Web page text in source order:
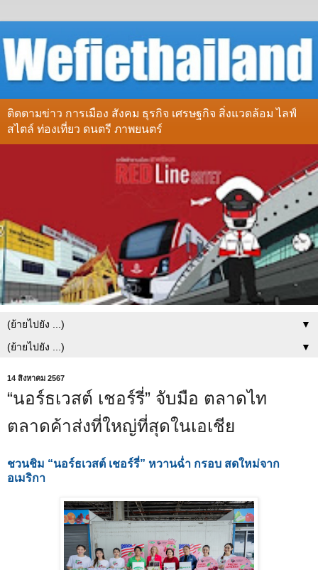
ติดตามข่าว การเมือง สังคม ธุรกิจ เศรษฐกิจ สิ่งแวดล้อม ไลฟ์
สไตล์ ท่องเที่ยว ดนตรี ภาพยนตร์
▼
▼
14 สิงหาคม 2567
“นอร์ธเวสต์ เชอร์รี่” จับมือ ตลาดไท
ตลาดค้าส่งที่ใหญ่ที่สุดในเอเชีย
ชวนชิม “นอร์ธเวสต์ เชอร์รี่” หวานฉ่ำ กรอบ สดใหม่จาก
อเมริกา